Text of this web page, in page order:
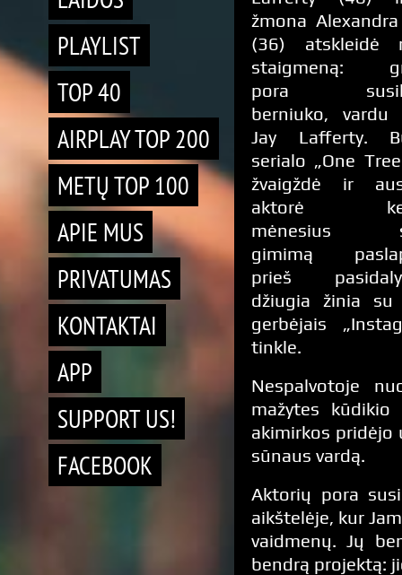
PLAYLIST
TOP 40
AIRPLAY TOP 200
METŲ TOP 100
APIE MUS
PRIVATUMAS
KONTAKTAI
APP
SUPPORT US!
FACEBOOK
žmona
(36) atskleidė
staigmeną:
pora
berniuko, vardu
Jay Lafferty.
serialo „One
žvaigždė ir
aktorė
mėnesius
gimimą
prieš
džiugia žinia su
gerbėjais
tinkle.
Nespalvotoje
mažytes kūdikio
akimirkos pridėjo
sūnaus vardą.
Aktorių pora
aikštelėje, kur
vaidmenų. Jų
bendrą projektą: